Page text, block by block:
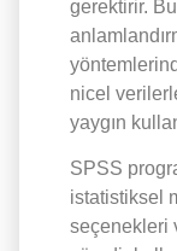
gerektirir.
nicel
yaygın
SPSS
istatistiksel
seçenekleri